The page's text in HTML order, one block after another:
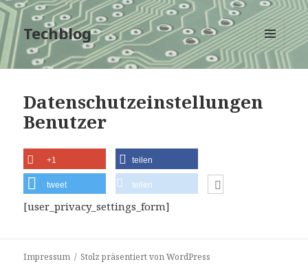
Techblog
MENÜ
UND
Datenschutzeinstellungen
Benutzer
+1 teilen
tweet teilen
[user_privacy_settings_form]
Impressum Stolz präsentiert von WordPress